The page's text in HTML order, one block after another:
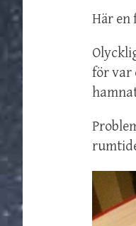
Här en
för var